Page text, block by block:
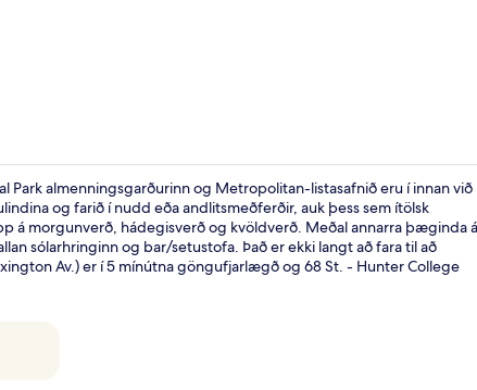
Park almenningsgarðurinn og Metropolitan-listasafnið eru í innan við
og farið í nudd eða andlitsmeðferðir, auk þess sem ítölsk
á morgunverð, hádegisverð og kvöldverð. Meðal annarra þæginda á
sólarhringinn og bar/setustofa. Það er ekki langt að fara til að
Av.) er í 5 mínútna göngufjarlægð og 68 St. - Hunter College